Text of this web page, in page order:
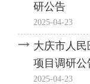
研公告
2025-04-23
大庆市人
项目调研公
2025-04-23